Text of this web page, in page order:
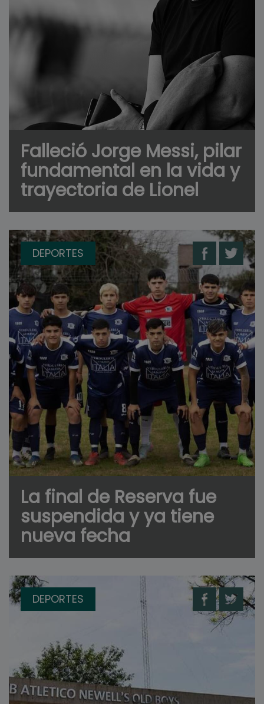
Falleció Jorge Messi, pilar
fundamental en la vida y
trayectoria de Lionel
DEPORTES
La final de Reserva fue
suspendida y ya tiene
nueva fecha
DEPORTES